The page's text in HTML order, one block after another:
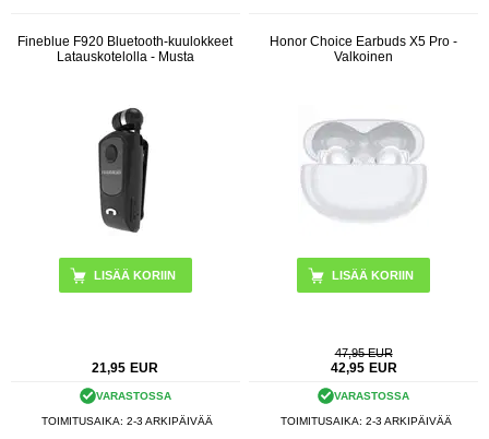
Fineblue F920 Bluetooth-kuulokkeet
Latauskotelolla - Musta
21,95 EUR
VARASTOSSA
TOIMITUSAIKA: 2-3 ARKIPÄIVÄÄ
Honor Choice Earbuds X5 Pro -
Valkoinen
47,95 EUR
42,95 EUR
VARASTOSSA
TOIMITUSAIKA: 2-3 ARKIPÄIVÄÄ